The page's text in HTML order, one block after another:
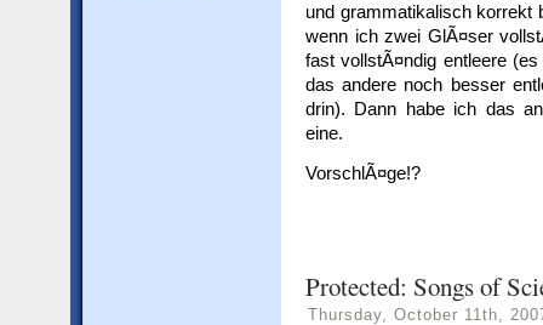
und grammatikalisch korrekt
wenn ich zwei GlÃ¤ser
fast vollstÃ¤ndig entleere
das andere noch besser
drin). Dann habe ich das
eine.
VorschlÃ¤ge!?
Protected: Songs of
Thursday, October 11th,